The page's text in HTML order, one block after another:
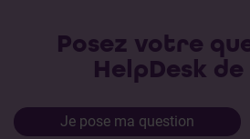
Posez votre
HelpDesk
Je pose ma question